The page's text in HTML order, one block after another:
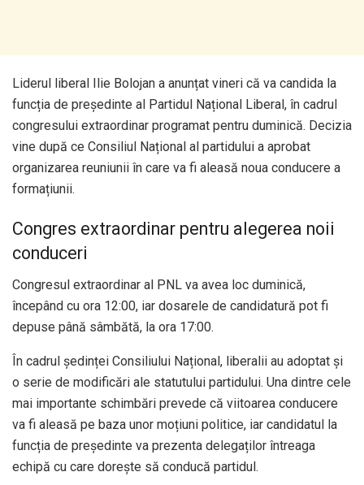
Liderul liberal Ilie Bolojan a anunțat vineri că va candida la
funcția de președinte al Partidul Național Liberal, în cadrul
congresului extraordinar programat pentru duminică. Decizia
vine după ce Consiliul Național al partidului a aprobat
organizarea reuniunii în care va fi aleasă noua conducere a
formațiunii.
Congres extraordinar pentru alegerea noii
conduceri
Congresul extraordinar al PNL va avea loc duminică,
începând cu ora 12:00, iar dosarele de candidatură pot fi
depuse până sâmbătă, la ora 17:00.
În cadrul ședinței Consiliului Național, liberalii au adoptat și
o serie de modificări ale statutului partidului. Una dintre cele
mai importante schimbări prevede că viitoarea conducere
va fi aleasă pe baza unor moțiuni politice, iar candidatul la
funcția de președinte va prezenta delegaților întreaga
echipă cu care dorește să conducă partidul.